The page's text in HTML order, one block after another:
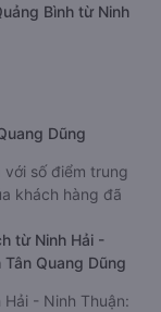
Bình từ Ninh
Dũng
số điểm trung
khách hàng đã
từ Ninh Hải -
Quang Dũng
- Ninh Thuận: